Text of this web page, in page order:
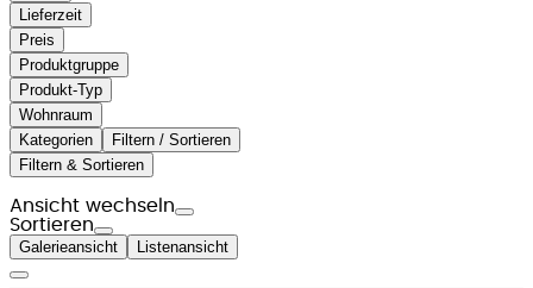
Lieferzeit
Preis
Produktgruppe
Produkt-Typ
Wohnraum
Kategorien
Filtern / Sortieren
Filtern & Sortieren
Ansicht wechseln
Sortieren
Galerieansicht Listenansicht